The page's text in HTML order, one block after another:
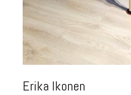
Erika Ikonen